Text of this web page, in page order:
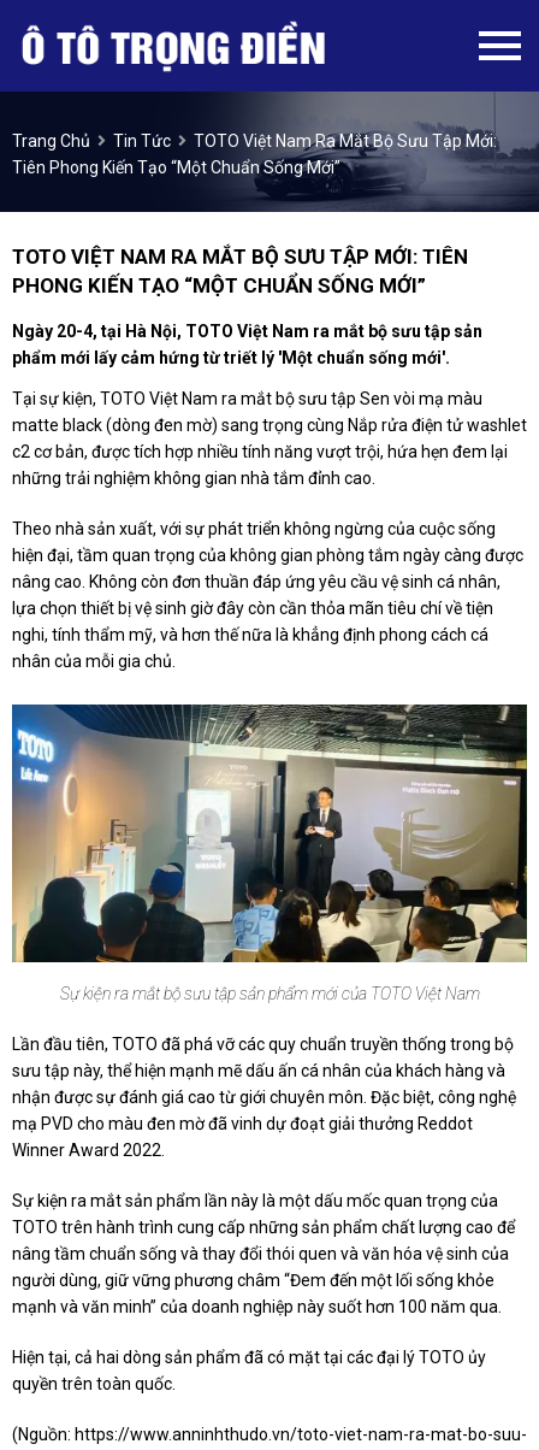
Trang Chủ Tin Tức
TOTO Việt Nam Ra Mắt Bộ Sưu Tập Mới:
Tiên Phong Kiến Tạo “Một Chuẩn Sống Mới”
TOTO VIỆT NAM RA MẮT BỘ SƯU TẬP MỚI: TIÊN
PHONG KIẾN TẠO “MỘT CHUẨN SỐNG MỚI”
Ngày 20-4, tại Hà Nội, TOTO Việt Nam ra mắt bộ sưu tập sản
phẩm mới lấy cảm hứng từ triết lý 'Một chuẩn sống mới'.
Tại sự kiện, TOTO Việt Nam ra mắt bộ sưu tập Sen vòi mạ màu
matte black (dòng đen mờ) sang trọng cùng Nắp rửa điện tử washlet
c2 cơ bản, được tích hợp nhiều tính năng vượt trội, hứa hẹn đem lại
những trải nghiệm không gian nhà tắm đỉnh cao.
Theo nhà sản xuất, với sự phát triển không ngừng của cuộc sống
hiện đại, tầm quan trọng của không gian phòng tắm ngày càng được
nâng cao. Không còn đơn thuần đáp ứng yêu cầu vệ sinh cá nhân,
lựa chọn thiết bị vệ sinh giờ đây còn cần thỏa mãn tiêu chí về tiện
nghi, tính thẩm mỹ, và hơn thế nữa là khẳng định phong cách cá
nhân của mỗi gia chủ.
Sự kiện ra mắt bộ sưu tập sản phẩm mới của TOTO Việt Nam
Lần đầu tiên, TOTO đã phá vỡ các quy chuẩn truyền thống trong bộ
sưu tập này, thể hiện mạnh mẽ dấu ấn cá nhân của khách hàng và
nhận được sự đánh giá cao từ giới chuyên môn. Đặc biệt, công nghệ
mạ PVD cho màu đen mờ đã vinh dự đoạt giải thưởng Reddot
Winner Award 2022.
Sự kiện ra mắt sản phẩm lần này là một dấu mốc quan trọng của
TOTO trên hành trình cung cấp những sản phẩm chất lượng cao để
nâng tầm chuẩn sống và thay đổi thói quen và văn hóa vệ sinh của
người dùng, giữ vững phương châm “Đem đến một lối sống khỏe
mạnh và văn minh” của doanh nghiệp này suốt hơn 100 năm qua.
Hiện tại, cả hai dòng sản phẩm đã có mặt tại các đại lý TOTO ủy
quyền trên toàn quốc.
(Nguồn: https://www.anninhthudo.vn/toto-viet-nam-ra-mat-bo-suu-